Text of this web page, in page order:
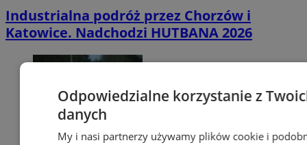
Industrialna podróż przez Chorzów i
Katowice. Nadchodzi HUTBANA 2026
Odpowiedzialne korzystanie z
danych
My i nasi partnerzy używamy plików cookie i